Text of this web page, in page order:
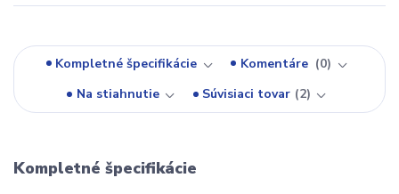
Kompletné špecifikácie Komentáre
0
Na stiahnutie
Súvisiaci tovar 2
Kompletné špecifikácie